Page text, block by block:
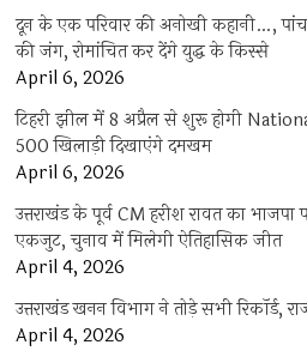
दून के एक परिवार की अनोखी कहानी…,
की जंग, रोमांचित कर देंगे युद्ध के किस्से
April 6, 2026
टिहरी झील में 8 अप्रैल से शुरू होगी
500 खिलाड़ी दिखाएंगे दमखम
April 6, 2026
उत्तराखंड के पूर्व CM हरीश रावत का
एकजुट, चुनाव में मिलेगी ऐतिहासिक जीत
April 4, 2026
उत्तराखंड खनन विभाग ने तोड़े सभी रिकॉर्ड,
April 4, 2026